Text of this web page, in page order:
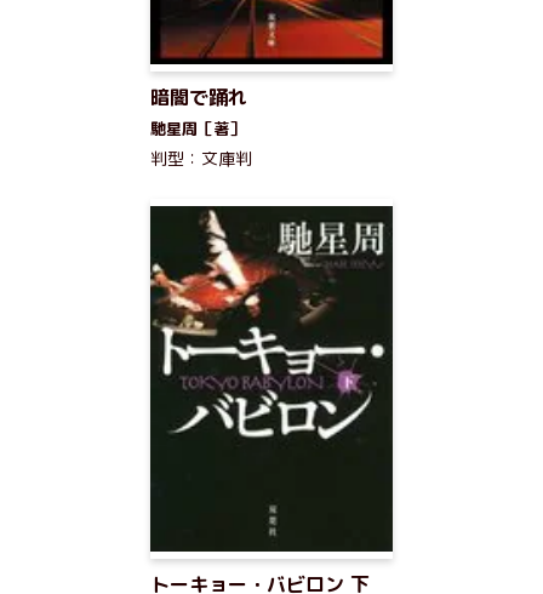
暗闇で踊れ
馳星周［著］
判型：文庫判
トーキョー・バビロン 下